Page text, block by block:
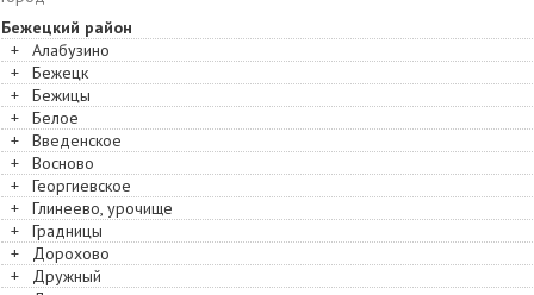
Бежецкий район
+
Алабузино
+
Бежецк
+
Бежицы
+
Белое
+
Введенское
+
Восново
+
Георгиевское
+
Глинеево, урочище
+
Градницы
+
Дорохово
+
Дружный